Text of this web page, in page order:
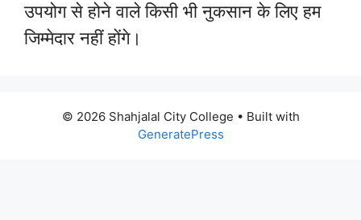
उपयोग से होने वाले किसी भी नुकसान के लिए हम
जिम्मेदार नहीं होंगे।
© 2026 Shahjalal City College • Built with
GeneratePress